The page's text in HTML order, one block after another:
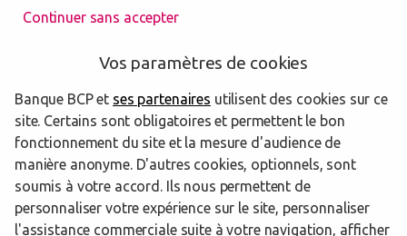
Saint-Jacques-de-la-Lande
Pacé
Cesson-Sévigné
Betton
Continuer sans accepter
Vos paramètres de cookies
Banque BCP et ses partenaires utilisent des cookies sur ce
site. Certains sont obligatoires et permettent le bon
fonctionnement du site et la mesure d'audience de
manière anonyme. D'autres cookies, optionnels, sont
soumis à votre accord. Ils nous permettent de
personnaliser votre expérience sur le site, personnaliser
l'assistance commerciale suite à votre navigation, afficher